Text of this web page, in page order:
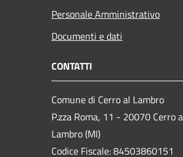
Personale Amministrativo
Documenti e dati
CONTATTI
Comune di Cerro al Lambro
P.zza Roma, 11 - 20070 Cerro
Lambro (MI)
Codice Fiscale: 84503860151